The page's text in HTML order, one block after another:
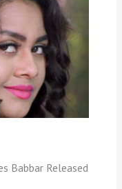
Babbar Released